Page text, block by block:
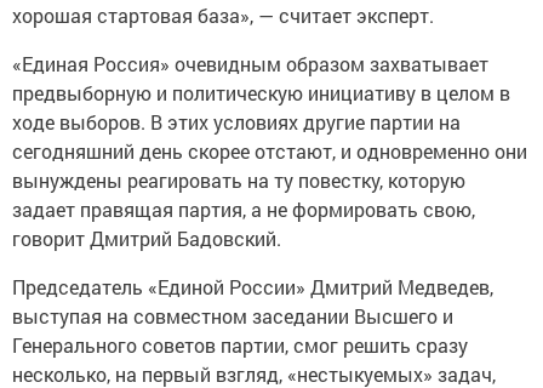
хорошая стартовая база», — считает эксперт.
«Единая Россия» очевидным образом захватывает
предвыборную и политическую инициативу в целом в
ходе выборов. В этих условиях другие партии на
сегодняшний день скорее отстают, и одновременно они
вынуждены реагировать на ту повестку, которую
задает правящая партия, а не формировать свою,
говорит Дмитрий Бадовский.
Председатель «Единой России» Дмитрий Медведев,
выступая на совместном заседании Высшего и
Генерального советов партии, смог решить сразу
несколько, на первый взгляд, «нестыкуемых» задач,